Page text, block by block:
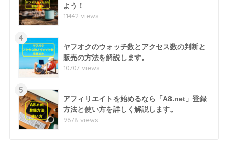
よう！
11442 views
4
ヤフオクのウォッチ数とアクセス数の判断と
販売の方法を解説します。
10707 views
5
アフィリエイトを始めるなら「A8.net」登録
方法と使い方を詳しく解説します。
9678 views